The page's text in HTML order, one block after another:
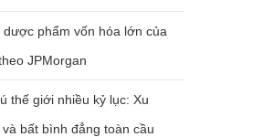
dược phẩm vốn hóa lớn của
JPMorgan
thế giới nhiều kỷ lục: Xu
bất bình đẳng toàn cầu